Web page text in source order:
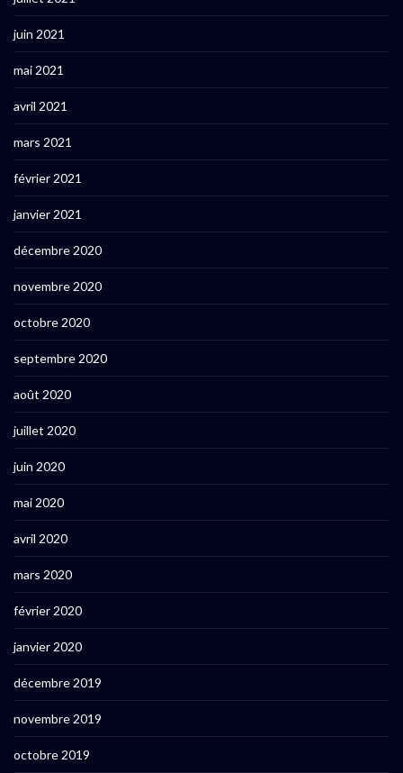
juin 2021
mai 2021
avril 2021
mars 2021
février 2021
janvier 2021
décembre 2020
novembre 2020
octobre 2020
septembre 2020
août 2020
juillet 2020
juin 2020
mai 2020
avril 2020
mars 2020
février 2020
janvier 2020
décembre 2019
novembre 2019
octobre 2019